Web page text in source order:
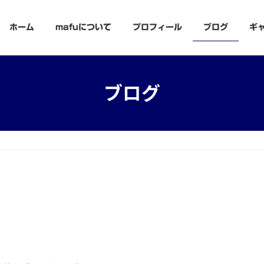
ホーム mafuについて プロフィール ブログ ギ
ブログ